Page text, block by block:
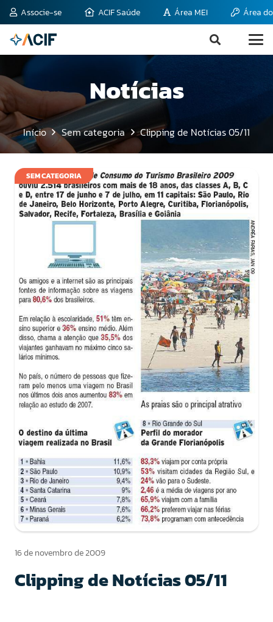
Associe-se ACIF Saúde Área MEI Área
Notícias
Início Sem categoria Clipping de Notícias 05/11
SEM CATEGORIA
16 de novembro de 2009
Clipping de Notícias 05/11